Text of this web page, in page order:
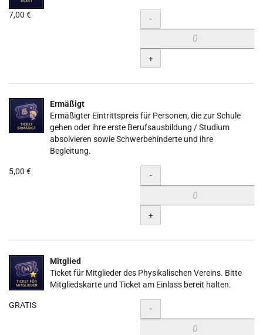
7,00 € Menge
-
+
Ermäßigt
Ermäßigter Eintrittspreis für Personen, die zur Schule
gehen oder ihre erste Berufsausbildung / Studium
absolvieren sowie Schwerbehinderte und ihre
Begleitung.
5,00 € Menge
-
+
Mitglied
Ticket für Mitglieder des Physikalischen Vereins. Bitte
Mitgliedskarte und Ticket am Einlass bereit halten.
GRATIS Menge
-